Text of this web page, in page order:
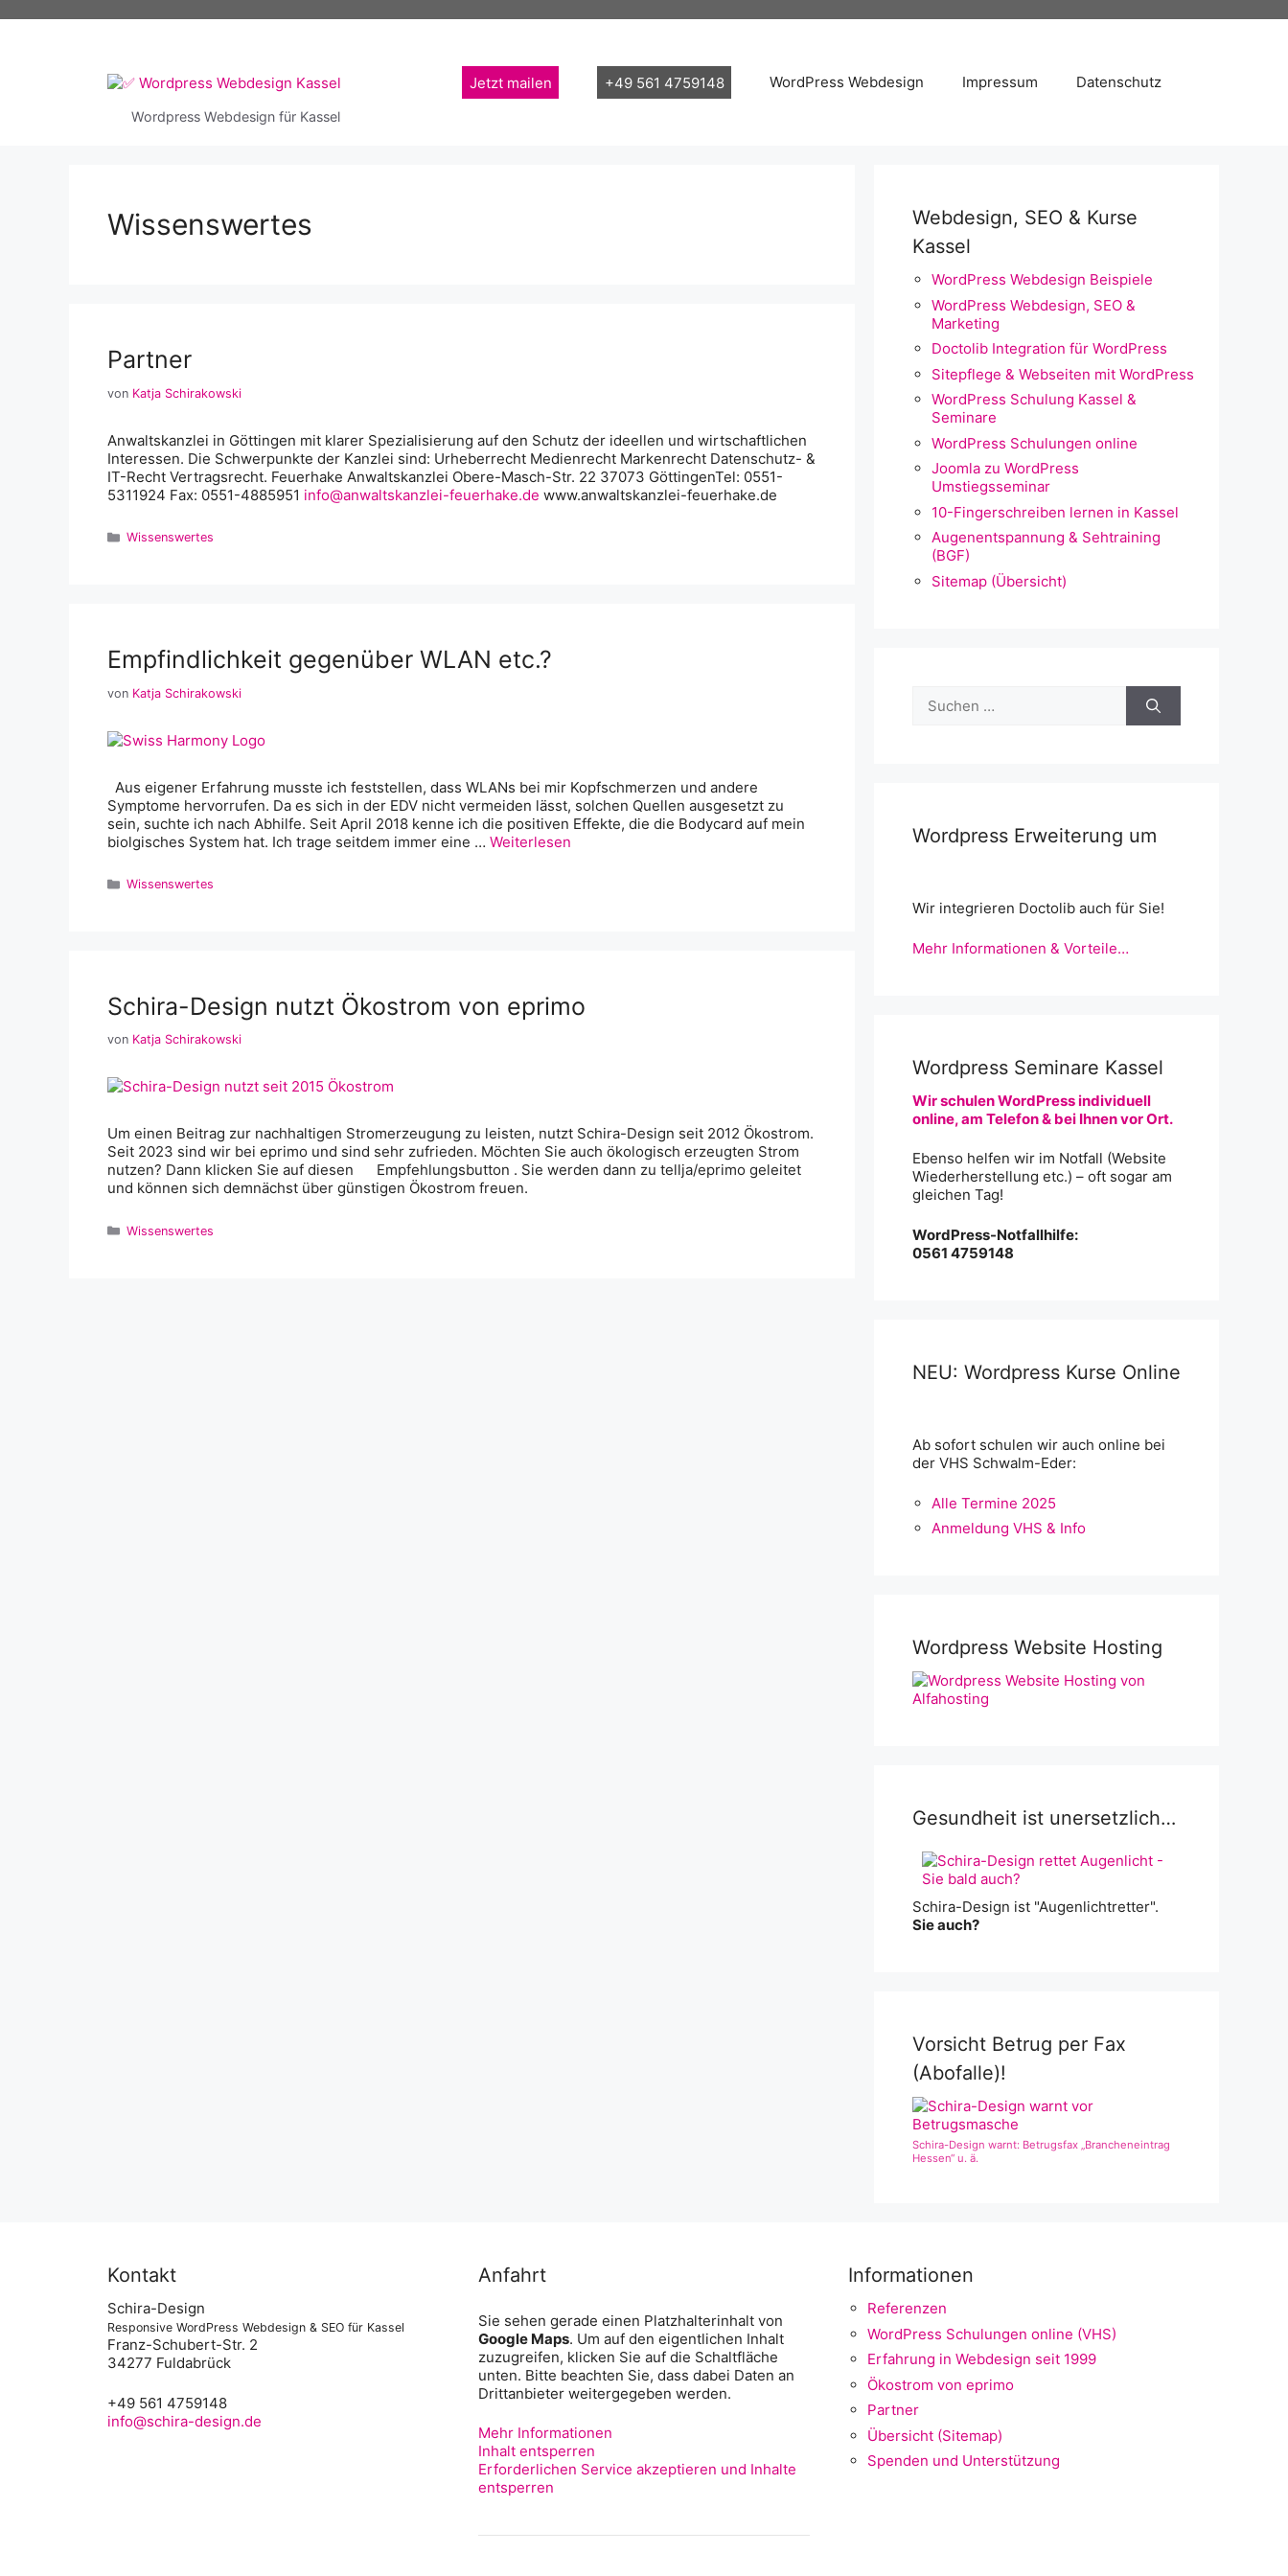
Wordpress Webdesign für Kassel
Jetzt mailen +49 561 4759148 WordPress Webdesign Impressum Datenschutz
Wissenswertes
Partner
von Katja Schirakowski
Anwaltskanzlei in Göttingen mit klarer Spezialisierung auf den Schutz der ideellen und wirtschaftlichen
Interessen. Die Schwerpunkte der Kanzlei sind: Urheberrecht Medienrecht Markenrecht Datenschutz- &
IT-Recht Vertragsrecht. Feuerhake Anwaltskanzlei Obere-Masch-Str. 22 37073 GöttingenTel: 0551-
5311924 Fax: 0551-4885951 info@anwaltskanzlei-feuerhake.de www.anwaltskanzlei-feuerhake.de
Kategorien
Wissenswertes
Empfindlichkeit gegenüber WLAN etc.?
von Katja Schirakowski
Aus eigener Erfahrung musste ich feststellen, dass WLANs bei mir Kopfschmerzen und andere
Symptome hervorrufen. Da es sich in der EDV nicht vermeiden lässt, solchen Quellen ausgesetzt zu
sein, suchte ich nach Abhilfe. Seit April 2018 kenne ich die positiven Effekte, die die Bodycard auf mein
biolgisches System hat. Ich trage seitdem immer eine … Weiterlesen
Kategorien
Wissenswertes
Schira-Design nutzt Ökostrom von eprimo
von Katja Schirakowski
Um einen Beitrag zur nachhaltigen Stromerzeugung zu leisten, nutzt Schira-Design seit 2012 Ökostrom.
Seit 2023 sind wir bei eprimo und sind sehr zufrieden. Möchten Sie auch ökologisch erzeugten Strom
nutzen? Dann klicken Sie auf diesen Empfehlungsbutton . Sie werden dann zu tellja/eprimo geleitet
und können sich demnächst über günstigen Ökostrom freuen.
Kategorien
Wissenswertes
Webdesign, SEO & Kurse
Kassel
WordPress Webdesign Beispiele
WordPress Webdesign, SEO &
Marketing
Doctolib Integration für WordPress
Sitepflege & Webseiten mit WordPress
WordPress Schulung Kassel &
Seminare
WordPress Schulungen online
Joomla zu WordPress
Umstiegsseminar
10-Fingerschreiben lernen in Kassel
Augenentspannung & Sehtraining
(BGF)
Sitemap (Übersicht)
nach:
Wordpress Erweiterung um
Wir integrieren Doctolib auch für Sie!
Mehr Informationen & Vorteile…
Wordpress Seminare Kassel
Wir schulen WordPress individuell
online, am Telefon & bei Ihnen vor Ort.
Ebenso helfen wir im Notfall (Website
Wiederherstellung etc.) – oft sogar am
gleichen Tag!
WordPress-Notfallhilfe:
0561 4759148
NEU: Wordpress Kurse Online
Ab sofort schulen wir auch online bei
der VHS Schwalm-Eder:
Alle Termine 2025
Anmeldung VHS & Info
Wordpress Website Hosting
Gesundheit ist unersetzlich…
Schira-Design ist "Augenlichtretter".
Sie auch?
Vorsicht Betrug per Fax
(Abofalle)!
Schira-Design warnt: Betrugsfax „Brancheneintrag
Hessen“ u. ä.
Kontakt
Schira-Design
Responsive WordPress Webdesign & SEO für Kassel
Franz-Schubert-Str. 2
34277 Fuldabrück
+49 561 4759148
info@schira-design.de
Anfahrt
Sie sehen gerade einen Platzhalterinhalt von
Google Maps. Um auf den eigentlichen Inhalt
zuzugreifen, klicken Sie auf die Schaltfläche
unten. Bitte beachten Sie, dass dabei Daten an
Drittanbieter weitergegeben werden.
Mehr Informationen
Inhalt entsperren
Erforderlichen Service akzeptieren und Inhalte
entsperren
Informationen
Referenzen
WordPress Schulungen online (VHS)
Erfahrung in Webdesign seit 1999
Ökostrom von eprimo
Partner
Übersicht (Sitemap)
Spenden und Unterstützung